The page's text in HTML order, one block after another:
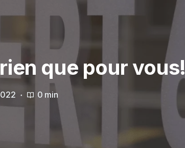
que pour vous!
0 min